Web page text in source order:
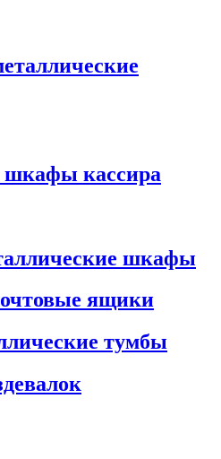
кассира
шкафы
ящики
тумбы